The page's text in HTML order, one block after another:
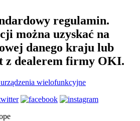
regulamin.
można uzyskać na
danego kraju lub
z dealerem firmy OKI.
wielofunkcyjne